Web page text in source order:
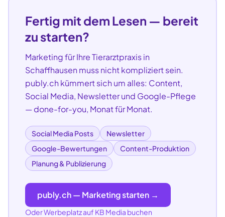
Fertig mit dem Lesen — bereit
zu starten?
Marketing für IhreTierarztpraxisin
Schaffhausenmuss nicht kompliziert sein.
publy.ch kümmert sich um alles: Content,
Social Media, Newsletter und Google-Pflege
— done-for-you, Monat für Monat.
Social Media Posts
Newsletter
Google-Bewertungen
Content-Produktion
Planung & Publizierung
publy.ch — Marketing starten →
Oder Werbeplatz auf KB Media buchen